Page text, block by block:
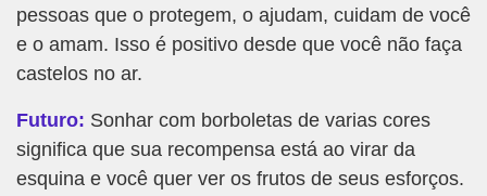
pessoas que o protegem, o ajudam, cuidam de você
e o amam. Isso é positivo desde que você não faça
castelos no ar.
Futuro: Sonhar com borboletas de varias cores
significa que sua recompensa está ao virar da
esquina e você quer ver os frutos de seus esforços.